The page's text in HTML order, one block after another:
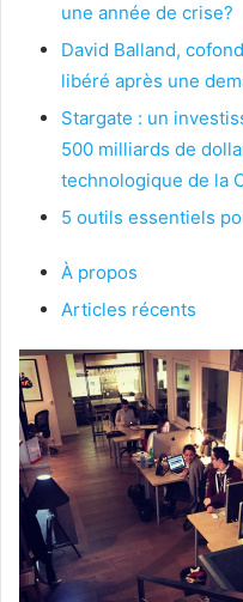
une année de crise?
David Balland,
libéré après une
Stargate : un
500 milliards de
technologique de la
5 outils essentiels
À propos
Articles récents